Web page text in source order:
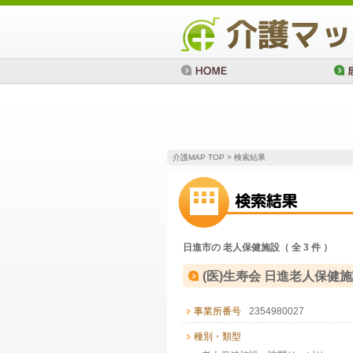
介護MAP TOP > 検索結果
日進市の 老人保健施設（ 全 3 件 ）
(医)生寿会 日進老人保健
事業所番号 2354980027
種別・類型